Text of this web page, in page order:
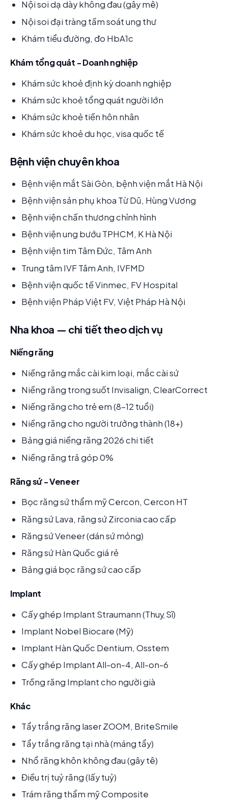
Nội soi dạ dày không đau (gây mê)
Nội soi đại tràng tầm soát ung thư
Khám tiểu đường, đo HbA1c
Khám tổng quát - Doanh nghiệp
Khám sức khoẻ định kỳ doanh nghiệp
Khám sức khoẻ tổng quát người lớn
Khám sức khoẻ tiền hôn nhân
Khám sức khoẻ du học, visa quốc tế
Bệnh viện chuyên khoa
Bệnh viện mắt Sài Gòn, bệnh viện mắt Hà Nội
Bệnh viện sản phụ khoa Từ Dũ, Hùng Vương
Bệnh viện chấn thương chỉnh hình
Bệnh viện ung bướu TPHCM, K Hà Nội
Bệnh viện tim Tâm Đức, Tâm Anh
Trung tâm IVF Tâm Anh, IVFMD
Bệnh viện quốc tế Vinmec, FV Hospital
Bệnh viện Pháp Việt FV, Việt Pháp Hà Nội
Nha khoa — chi tiết theo dịch vụ
Niềng răng
Niềng răng mắc cài kim loại, mắc cài sứ
Niềng răng trong suốt Invisalign, ClearCorrect
Niềng răng cho trẻ em (8-12 tuổi)
Niềng răng cho người trưởng thành (18+)
Bảng giá niềng răng 2026 chi tiết
Niềng răng trả góp 0%
Răng sứ - Veneer
Bọc răng sứ thẩm mỹ Cercon, Cercon HT
Răng sứ Lava, răng sứ Zirconia cao cấp
Răng sứ Veneer (dán sứ mỏng)
Răng sứ Hàn Quốc giá rẻ
Bảng giá bọc răng sứ cao cấp
Implant
Cấy ghép Implant Straumann (Thuỵ Sĩ)
Implant Nobel Biocare (Mỹ)
Implant Hàn Quốc Dentium, Osstem
Cấy ghép Implant All-on-4, All-on-6
Trồng răng Implant cho người già
Khác
Tẩy trắng răng laser ZOOM, BriteSmile
Tẩy trắng răng tại nhà (máng tẩy)
Nhổ răng khôn không đau (gây tê)
Điều trị tuỷ răng (lấy tuỷ)
Trám răng thẩm mỹ Composite